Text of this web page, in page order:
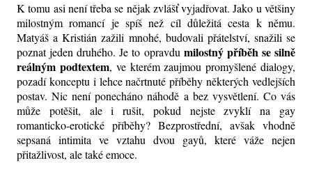
K tomu asi není třeba se nějak zvlášť vyjadřovat. Jako u většiny
milostným romancí je spíš než cíl důležitá cesta k němu.
Matyáš a Kristián zažili mnohé, budovali přátelství, snažili se
poznat jeden druhého. Je to opravdu milostný příběh se silně
reálným podtextem, ve kterém zaujmou promyšlené dialogy,
pozadí konceptu i lehce načrtnuté příběhy některých vedlejších
postav. Nic není ponecháno náhodě a bez vysvětlení. Co vás
může potěšit, ale i rušit, pokud nejste zvyklí na gay
romanticko-erotické příběhy? Bezprostřední, avšak vhodně
sepsaná intimita ve vztahu dvou gayů, které váže nejen
přitažlivost, ale také emoce.